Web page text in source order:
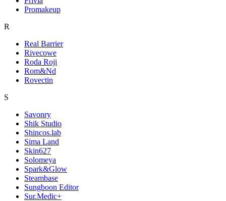
Promakeup
R
Real Barrier
Rivecowe
Roda Roji
Rom&Nd
Rovectin
S
Savonry
Shik Studio
Shincos.lab
Sima Land
Skin627
Solomeya
Spark&Glow
Steambase
Sungboon Editor
Sur.Medic+